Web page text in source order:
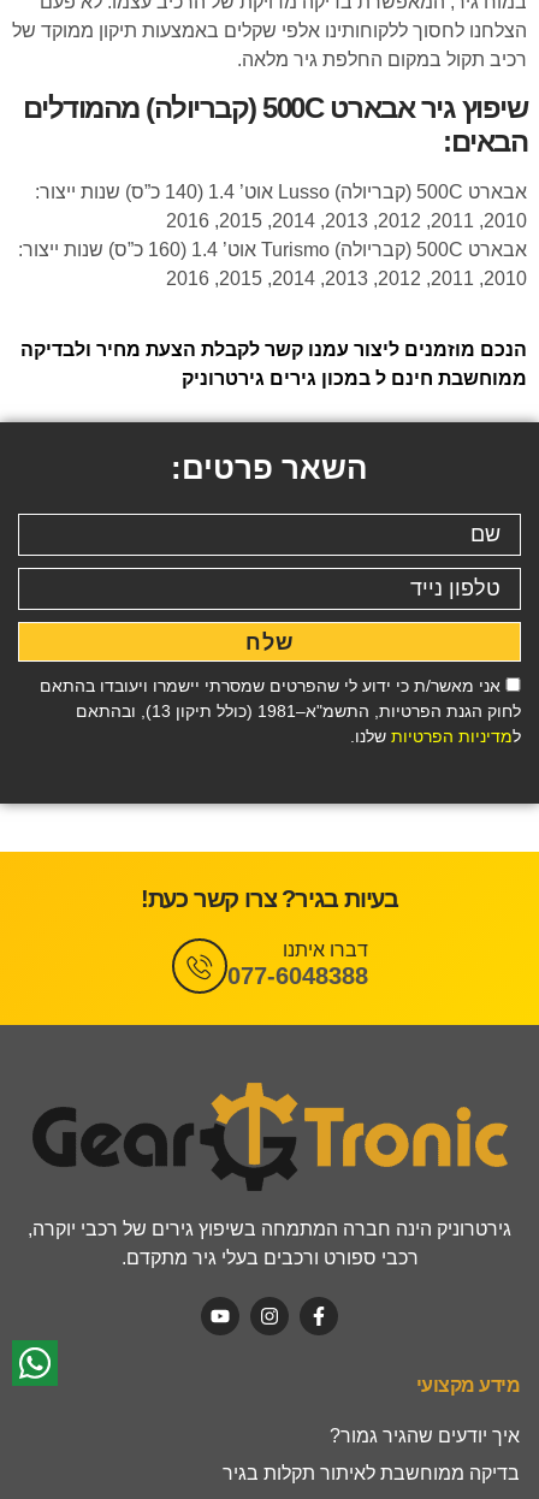
הצלחנו לחסוך ללקוחותינו אלפי שקלים באמצעות תיקון ממוקד של
רכיב תקול במקום החלפת גיר מלאה.
שיפוץ גיר אבארט 500C (קבריולה) מהמודלים
הבאים:
אבארט 500C (קבריולה) Lusso אוט’ 1.4 (140 כ”ס) שנות ייצור:
2010, 2011, 2012, 2013, 2014, 2015, 2016
אבארט 500C (קבריולה) Turismo אוט’ 1.4 (160 כ”ס) שנות ייצור:
2010, 2011, 2012, 2013, 2014, 2015, 2016
הנכם מוזמנים ליצור עמנו קשר לקבלת הצעת מחיר ולבדיקה
ממוחשבת חינם ל במכון גירים גירטרוניק
השאר פרטים:
אני מאשר/ת כי ידוע לי שהפרטים שמסרתי יישמרו ויעובדו בהתאם
לחוק הגנת הפרטיות, התשמ"א–1981 (כולל תיקון 13), ובהתאם
למדיניות הפרטיות שלנו.
שלח
בעיות בגיר? צרו קשר כעת!
דברו איתנו
077-6048388
גירטרוניק הינה חברה המתמחה בשיפוץ גירים של רכבי יוקרה,
רכבי ספורט ורכבים בעלי גיר מתקדם.
מידע מקצועי
איך יודעים שהגיר גמור?
בדיקה ממוחשבת לאיתור תקלות בגיר